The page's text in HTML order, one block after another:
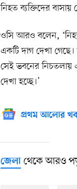
নিহত ব্যক্তিদের
ওসি আরও বলেন,
একটি দাগ দেখা
সেই ভবনের নিচতলায়
দেখা হচ্ছে।’
প্রথম আলোর
জেলা থেকে আরও